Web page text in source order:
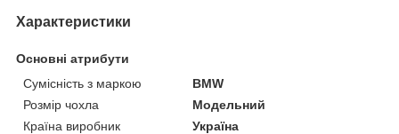
Характеристики
Основні атрибути
Сумісність з маркою
BMW
Розмір чохла
Модельний
Країна виробник
Україна